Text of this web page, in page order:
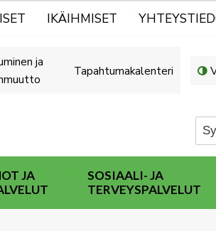
IKÄIHMISET
ja
Tapahtumakalenteri
JA
SOSIAALI- JA
TERVEYSPALVELUT